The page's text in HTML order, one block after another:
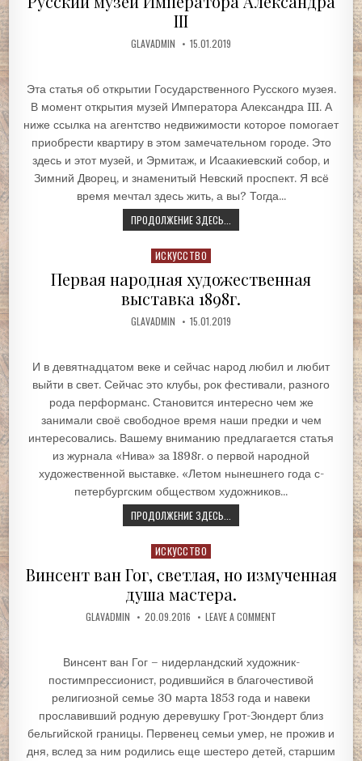
III
GLAVADMIN 15.01.2019
Эта статья об открытии Государственного Русского музея.
В момент открытия музей Императора Александра III. А
ниже ссылка на агентство недвижимости которое помогает
приобрести квартиру в этом замечательном городе. Это
здесь и этот музей, и Эрмитаж, и Исаакиевский собор, и
Зимний Дворец, и знаменитый Невский проспект. Я всё
время мечтал здесь жить, а вы? Тогда...
ПРОДОЛЖЕНИЕ ЗДЕСЬ...
Posted
ИСКУССТВО
Первая народная художественная
выставка 1898г.
GLAVADMIN 15.01.2019
И в девятнадцатом веке и сейчас народ любил и любит
выйти в свет. Сейчас это клубы, рок фестивали, разного
рода перформанс. Становится интересно чем же
занимали своё свободное время наши предки и чем
интересовались. Вашему вниманию предлагается статья
из журнала «Нива» за 1898г. о первой народной
художественной выставке. «Летом нынешнего года с-
петербургским обществом художников...
ПРОДОЛЖЕНИЕ ЗДЕСЬ...
Posted
ИСКУССТВО
Винсент ван Гог, светлая, но измученная
душа мастера.
GLAVADMIN 20.09.2016 LEAVE A COMMENT
Винсент ван Гог – нидерландский художник-
постимпрессионист, родившийся в благочестивой
религиозной семье 30 марта 1853 года и навеки
прославивший родную деревушку Грот-Зюндерт близ
бельгийской границы. Первенец семьи умер, не прожив и
дня, вслед за ним родились еще шестеро детей, старшим